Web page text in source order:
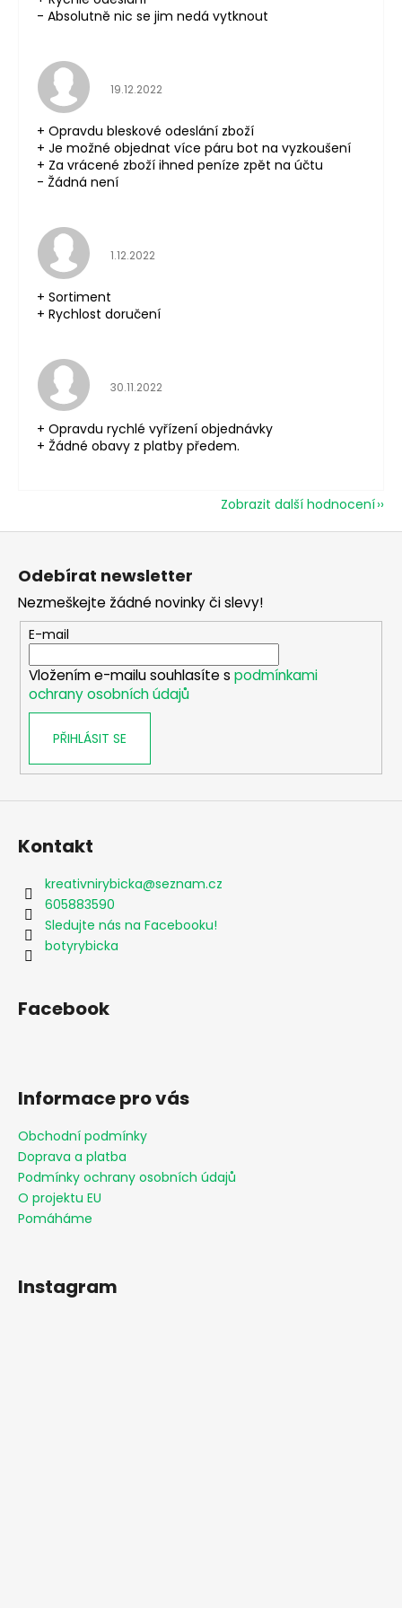
- Absolutně nic se jim nedá vytknout
Hodnocení obchodu je 5 z 5 hvězdiček.
19.12.2022
+ Opravdu bleskové odeslání zboží
+ Je možné objednat více páru bot na vyzkoušení
+ Za vrácené zboží ihned peníze zpět na účtu
- Žádná není
Hodnocení obchodu je 5 z 5 hvězdiček.
1.12.2022
+ Sortiment
+ Rychlost doručení
Hodnocení obchodu je 5 z 5 hvězdiček.
30.11.2022
+ Opravdu rychlé vyřízení objednávky
+ Žádné obavy z platby předem.
Zobrazit další hodnocení
Z
Odebírat newsletter
Nezmeškejte žádné novinky či slevy!
E-mail
Vložením e-mailu souhlasíte s podmínkami
ochrany osobních údajů
PŘIHLÁSIT SE
Kontakt
kreativnirybicka@seznam.cz
605883590
Sledujte nás na Facebooku!
botyrybicka
Facebook
Informace pro vás
Obchodní podmínky
Doprava a platba
Podmínky ochrany osobních údajů
O projektu EU
Pomáháme
Instagram